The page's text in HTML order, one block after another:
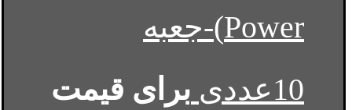
Power)-جعبه
10عددی
برای قیمت